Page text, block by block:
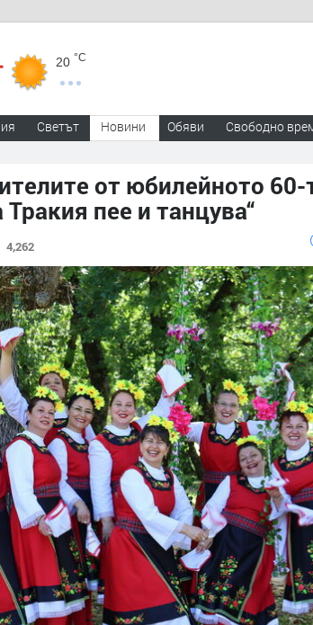
20 °C
Светът Новини Обяви Свободно
от юбилейното 60-
пее и танцува“
4,262